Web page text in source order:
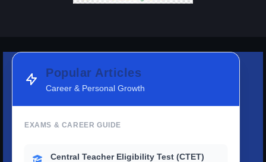
Popular Articles
Career & Personal Growth
EXAMS & CAREER GUIDE
Central Teacher Eligibility Test (CTET)